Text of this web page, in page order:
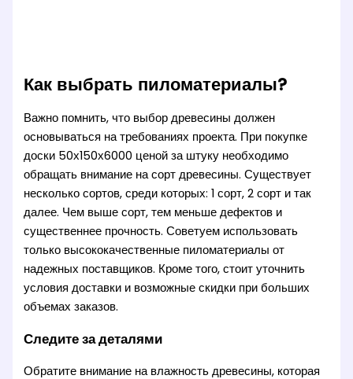
Как выбрать пиломатериалы?
Важно помнить, что выбор древесины должен
основываться на требованиях проекта. При покупке
доски 50х150х6000 ценой за штуку необходимо
обращать внимание на сорт древесины. Существует
несколько сортов, среди которых: 1 сорт, 2 сорт и так
далее. Чем выше сорт, тем меньше дефектов и
существеннее прочность. Советуем использовать
только высококачественные пиломатериалы от
надежных поставщиков. Кроме того, стоит уточнить
условия доставки и возможные скидки при больших
объемах заказов.
Следите за деталями
Обратите внимание на влажность древесины, которая